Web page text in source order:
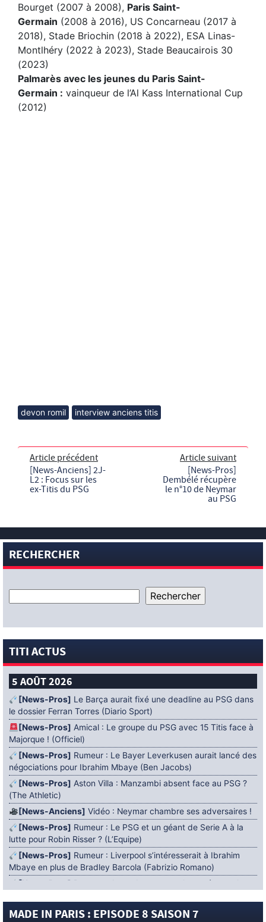
Bourget (2007 à 2008), Paris Saint-
Germain (2008 à 2016), US Concarneau (2017 à
2018), Stade Briochin (2018 à 2022), ESA Linas-
Montlhéry (2022 à 2023), Stade Beaucairois 30
(2023)
Palmarès avec les jeunes du Paris Saint-
Germain : vainqueur de l’Al Kass International Cup
(2012)
devon romil interview anciens titis
Article précédent
[News-Anciens] 2J-
L2 : Focus sur les
ex-Titis du PSG
Article suivant
[News-Pros]
Dembélé récupère
le n°10 de Neymar
au PSG
RECHERCHER
TITI ACTUS
5 AOÛT 2026
[News-Pros] Le Barça aurait fixé une deadline au PSG dans
le dossier Ferran Torres (Diario Sport)
[News-Pros] Amical : Le groupe du PSG avec 15 Titis face à
Majorque ! (Officiel)
[News-Pros] Rumeur : Le Bayer Leverkusen aurait lancé des
négociations pour Ibrahim Mbaye (Ben Jacobs)
[News-Pros] Aston Villa : Manzambi absent face au PSG ?
(The Athletic)
[News-Anciens] Vidéo : Neymar chambre ses adversaires !
[News-Pros] Rumeur : Le PSG et un géant de Serie A à la
lutte pour Robin Risser ? (L’Equipe)
[News-Pros] Rumeur : Liverpool s’intéresserait à Ibrahim
Mbaye en plus de Bradley Barcola (Fabrizio Romano)
[News-Pros]
Rumeur : Accord contractuel trouvé entre le
[News-Pros]Rumeur : Le PSG aurait lancé un ultimatum
MADE IN PARIS : EPISODE 8 SAISON 7